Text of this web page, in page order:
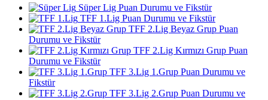
Süper Lig Puan Durumu ve Fikstür
TFF 1.Lig Puan Durumu ve Fikstür
TFF 2.Lig Beyaz Grup Puan
Durumu ve Fikstür
TFF 2.Lig Kırmızı Grup Puan
Durumu ve Fikstür
TFF 3.Lig 1.Grup Puan Durumu ve
Fikstür
TFF 3.Lig 2.Grup Puan Durumu ve